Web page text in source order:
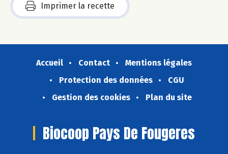
Imprimer la recette
Accueil Contact
Mentions légales
Protection des données
CGU
Gestion des cookies
Plan du site
Biocoop Pays De Fougeres